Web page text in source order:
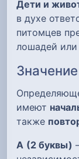
Дети и
в духе
питомцев
лошадей
имеют
также
А (2 буквы)